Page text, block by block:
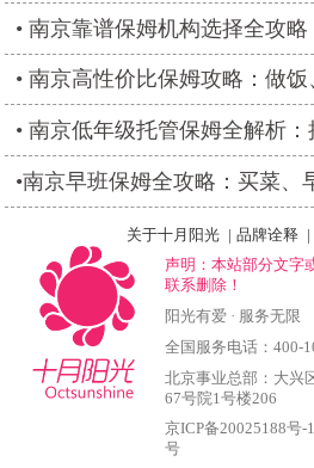
南京靠谱保姆机构选择全攻
南京高性价比保姆攻略：做饭
南京低年级托管保姆全解析：
南京早班保姆全攻略：买菜、
关于十月阳光 | 品牌诠释 |
声明：本站部分文字
联系删除！
阳光有爱 · 服务无限
全国服务电话： 400-
北京事业总部：大兴
67号院1号楼206
京ICP备20025188号-
号